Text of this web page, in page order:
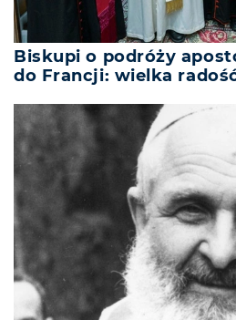
Biskupi o podróży
do Francji: wielka